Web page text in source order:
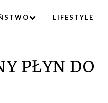
LIFESTYLE
PŁYN DO